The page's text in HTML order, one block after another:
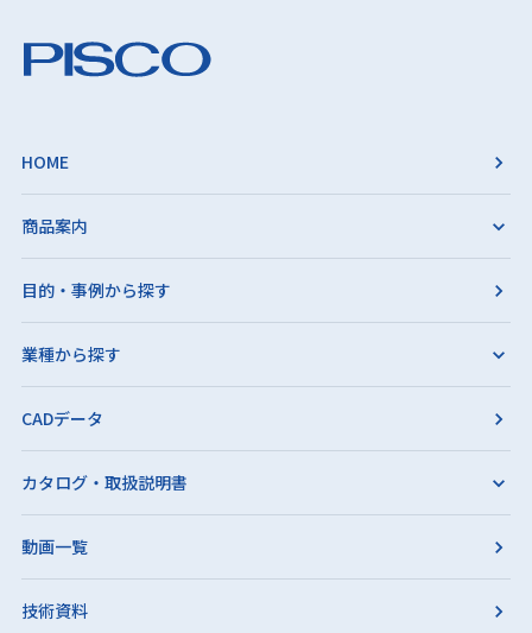
HOME
商品案内
目的・事例から探す
業種から探す
CADデータ
カタログ・取扱説明書
動画一覧
技術資料